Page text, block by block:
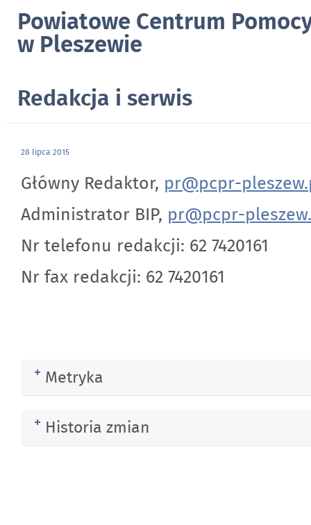
Powiatowe Centrum
w Pleszewie
Redakcja i serwis
28 lipca 2015
Główny Redaktor, pr@pcpr-
Administrator BIP, pr@pcpr-
Nr telefonu redakcji: 62 7420161
Nr fax redakcji: 62 7420161
Rozwiń
Metryka
Rozwiń
Historia zmian